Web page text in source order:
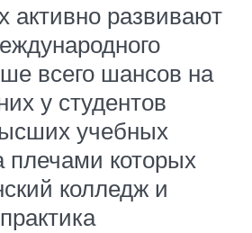
активно развивают
всего шансов на
у студентов
учебных
плечами которых
колледж и